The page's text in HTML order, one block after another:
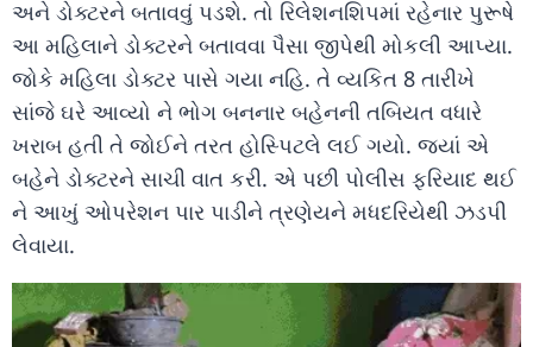
અને ડોક્ટરને બતાવવું પડશે. તો રિલેશનશિપમાં રહેનાર પુરૂષે
આ મહિલાને ડોક્ટરને બતાવવા પૈસા જીપેથી મોકલી આપ્યા.
જોકે મહિલા ડોક્ટર પાસે ગયા નહિ. તે વ્યકિત 8 તારીખે
સાંજે ઘરે આવ્યો ને ભોગ બનનાર બહેનની તબિયત વધારે
ખરાબ હતી તે જોઈને તરત હોસ્પિટલે લઈ ગયો. જ્યાં એ
બહેને ડોક્ટરને સાચી વાત કરી. એ પછી પોલીસ ફરિયાદ થઈ
ને આખું ઓપરેશન પાર પાડીને ત્રણેયને મધદરિયેથી ઝડપી
લેવાયા.